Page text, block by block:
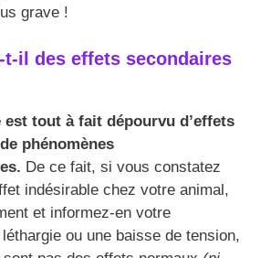
grave !
t-il des effets secondaires
est tout à fait dépourvu d’effets
phénomènes
De ce fait, si vous constatez
indésirable chez votre animal,
et informez-en votre
ou une baisse de tension,